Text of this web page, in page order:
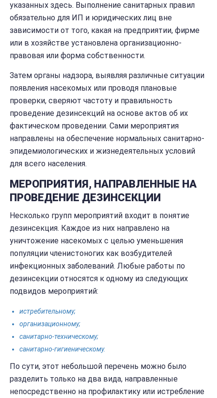
указанных здесь. Выполнение санитарных правил
обязательно для ИП и юридических лиц вне
зависимости от того, какая на предприятии, фирме
или в хозяйстве установлена организационно-
правовая или форма собственности.
Затем органы надзора, выявляя различные ситуации
появления насекомых или проводя плановые
проверки, сверяют частоту и правильность
проведение дезинсекций на основе актов об их
фактическом проведении. Сами мероприятия
направлены на обеспечение нормальных санитарно-
эпидемиологических и жизнедеятельных условий
для всего населения.
МЕРОПРИЯТИЯ, НАПРАВЛЕННЫЕ НА
ПРОВЕДЕНИЕ ДЕЗИНСЕКЦИИ
Несколько групп мероприятий входит в понятие
дезинсекция. Каждое из них направлено на
уничтожение насекомых с целью уменьшения
популяции членистоногих как возбудителей
инфекционных заболеваний. Любые работы по
дезинсекции относятся к одному из следующих
подвидов мероприятий:
истребительному;
организационному;
санитарно-техническому;
санитарно-гигиеническому.
По сути, этот небольшой перечень можно было
разделить только на два вида, направленные
непосредственно на профилактику или истребление